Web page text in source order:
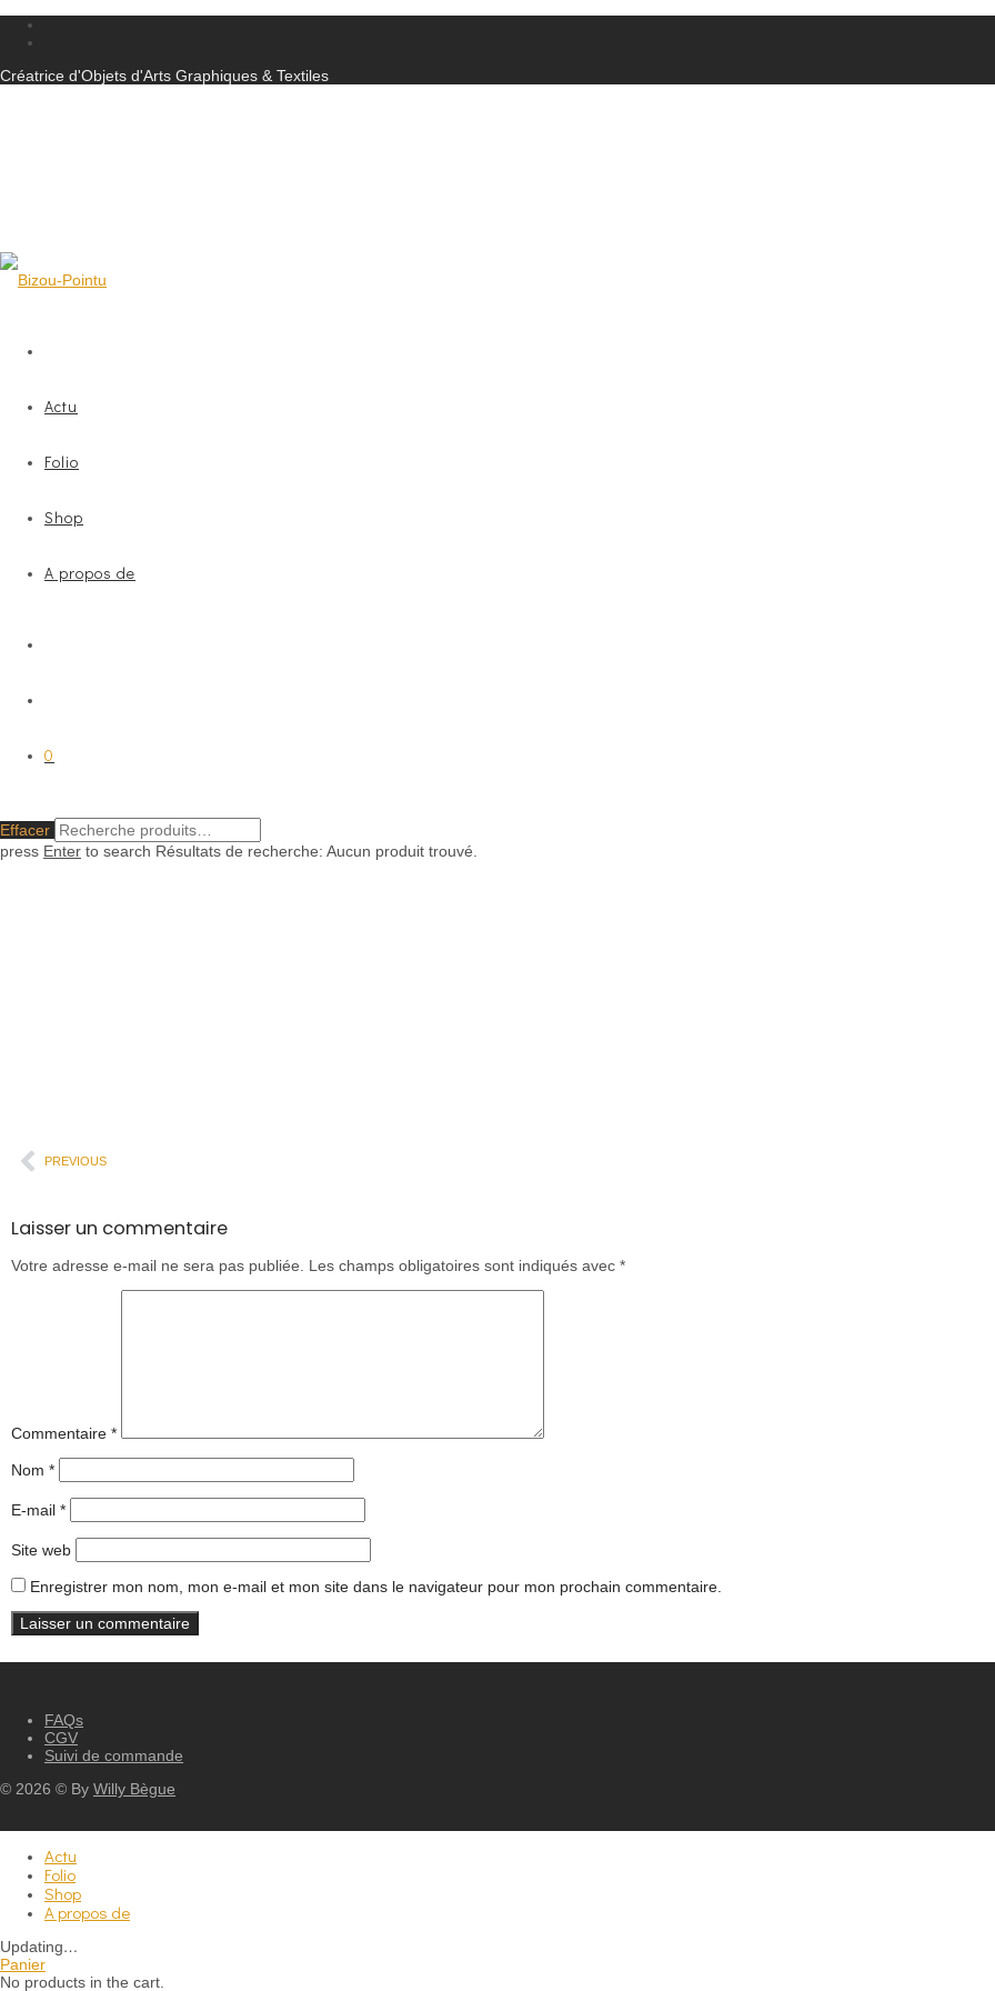
Créatrice d'Objets d'Arts Graphiques & Textiles
Actu
Folio
Shop
A propos de
0
Effacer
press Enter to search Résultats de recherche: Aucun produit trouvé.
PREVIOUS
Laisser un commentaire
Votre adresse e-mail ne sera pas publiée. Les champs obligatoires sont indiqués avec *
Commentaire *
Nom *
E-mail *
Site web
Enregistrer mon nom, mon e-mail et mon site dans le navigateur pour mon prochain commentaire.
FAQs
CGV
Suivi de commande
© 2026 © By Willy Bègue
Actu
Folio
Shop
A propos de
Updating…
Panier
No products in the cart.